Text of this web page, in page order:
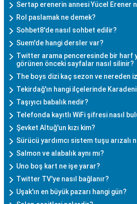
Sertap erenerin annesi Yücel Erener
Rol paslamak ne demek?
Sohbet8'de nasıl sohbet edilir?
Suem'de hangi dersler var?
Twitter arama penceresinde bir harf
görünen önceki sayfalar nasıl silinir?
The boys dizi kaç sezon ve nereden
Tekirdağ'ın hangi ilçelerinde
Taşıyıcı babalık nedir?
Telefonda kayıtlı WiFi şifresi nasıl
Şevket Altuğ'un kızı kim?
Sürücü yardımcı sistem tuşu arızalı
Salmon ve alabalık aynı mı?
Uno boş kart ne işe yarar?
Twitter TV'ye nasıl bağlanır?
Uşak'ın en büyük pazarı hangi gün?